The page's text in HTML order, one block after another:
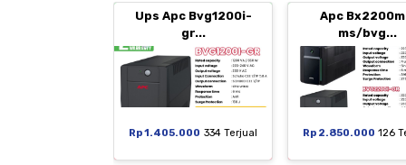
Ups Apc Bvg1200i-
gr...
Rp 1.405.000 334 Terjual
Apc
ms/bvg...
Rp 2.850.000 126